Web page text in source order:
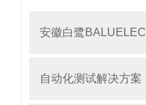
安徽白鹭BALUELEC
自动化测试解决方案